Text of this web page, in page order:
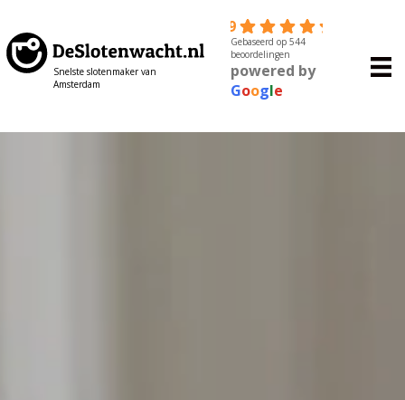
Snelste slotenmaker van
Amsterdam
4.9
Gebaseerd op 544
beoordelingen
powered by
Google